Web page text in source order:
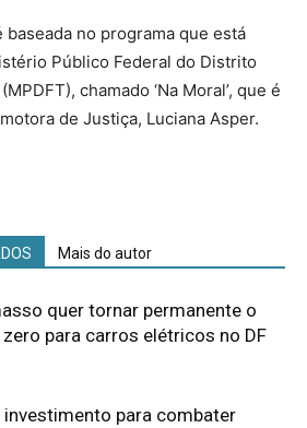
baseada no programa que está
Público Federal do Distrito
chamado ‘Na Moral’, que é
de Justiça, Luciana Asper.
Mais do autor
quer tornar permanente o
zero para carros elétricos no DF
investimento para combater